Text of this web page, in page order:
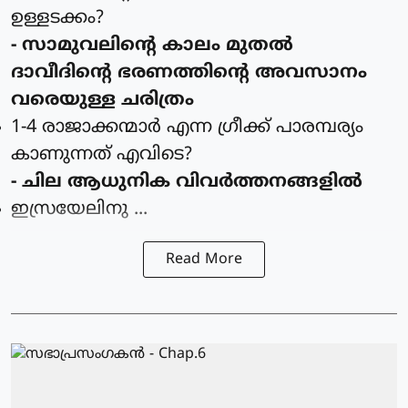
ഉള്ളടക്കം?
- സാമുവലിന്റെ കാലം മുതല്‍
ദാവീദിന്റെ ഭരണത്തിന്റെ അവസാനം
വരെയുള്ള ചരിത്രം
1-4 രാജാക്കന്മാര്‍ എന്ന ഗ്രീക്ക് പാരമ്പര്യം
കാണുന്നത്‌ എവിടെ?
- ചില ആധുനിക വിവര്‍ത്തനങ്ങളില്‍
ഇസ്രയേലിനു ...
Read More